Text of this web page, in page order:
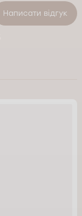
Написати відгук